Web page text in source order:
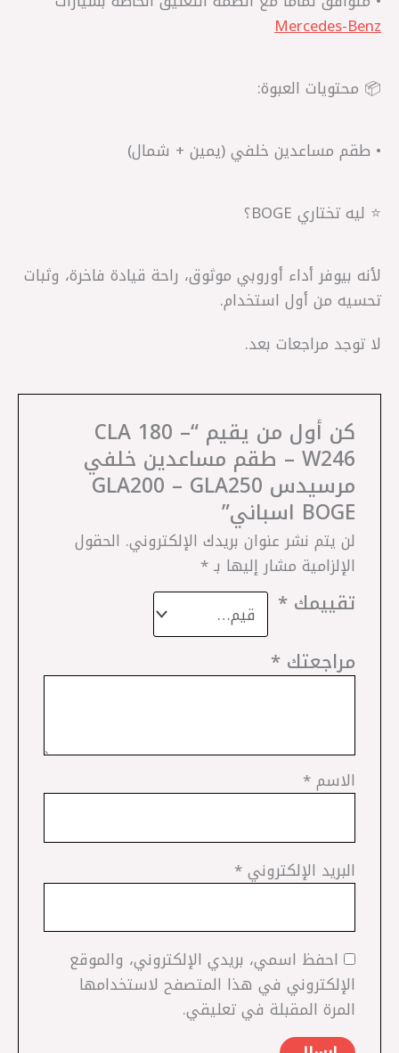
Mercedes-Benz
📦 محتويات العبوة:
• طقم مساعدين خلفي (يمين + شمال)
⭐ ليه تختاري BOGE؟
لأنه بيوفر أداء أوروبي موثوق، راحة قيادة فاخرة، وثبات
تحسيه من أول استخدام.
لا توجد مراجعات بعد.
كن أول من يقيم “CLA 180 –
W246 – طقم مساعدين خلفي
مرسيدس GLA200 – GLA250
BOGE اسباني”
لن يتم نشر عنوان بريدك الإلكتروني. الحقول
الإلزامية مشار إليها بـ*
تقييمك*
مراجعتك*
الاسم*
البريد الإلكتروني*
احفظ اسمي، بريدي الإلكتروني، والموقع
الإلكتروني في هذا المتصفح لاستخدامها
المرة المقبلة في تعليقي.